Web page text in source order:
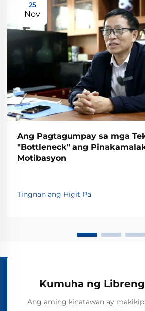
25
Nov
Ang Pagtagumpay sa mga
"Bottleneck" ang
Motibasyon
Tingnan ang Higit Pa
Kumuha ng
Ang aming kinatawan ay